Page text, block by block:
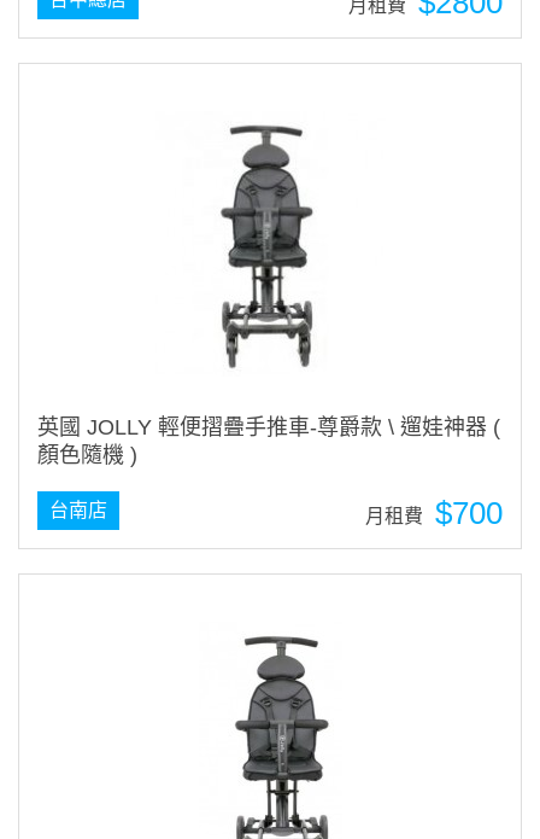
月租費
英國 JOLLY 輕便摺疊手推車-尊爵款 \ 遛娃神器 (
顏色隨機 )
$700
月租費
台南店